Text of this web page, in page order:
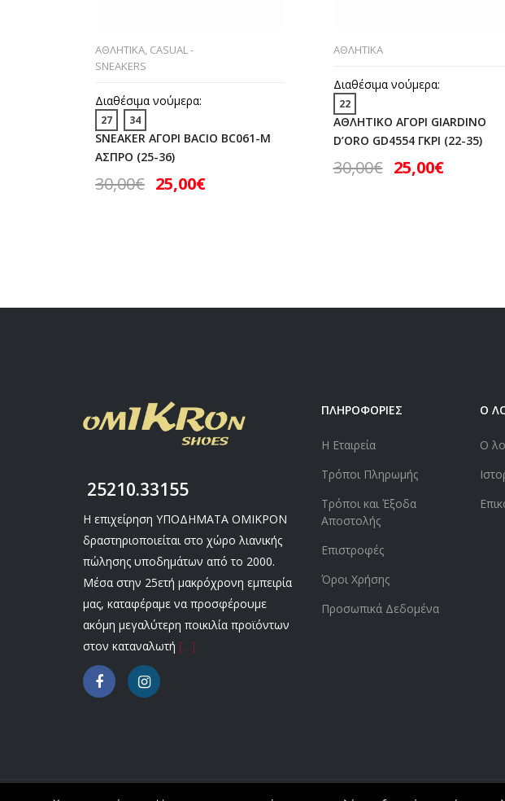
ΑΘΛΗΤΙΚΑ, CASUAL -
SNEAKERS
Διαθέσιμα νούμερα:
27 34
SNEAKER ΑΓΟΡΙ BACIO BC061-M
ΑΣΠΡΟ (25-36)
30,00€ 25,00€
ΑΘΛΗΤΙΚΑ
Διαθέσιμα νούμερα:
22
ΑΘΛΗΤΙΚΟ ΑΓΟΡΙ GIARDINO
D’ORO GD4554 ΓΚΡΙ (22-35)
30,00€ 25,00€
25210.33155
Η επιχείρηση ΥΠΟΔΗΜΑΤΑ ΟΜΙΚΡΟΝ
δραστηριοποιείται στο χώρο λιανικής
πώλησης υποδημάτων από το 2000.
Μέσα στην 25ετή μακρόχρονη εμπειρία
μας, καταφέραμε να προσφέρουμε
ακόμη μεγαλύτερη ποικιλία προϊόντων
στον καταναλωτή […]
ΠΛΗΡΟΦΟΡΙΕΣ
Η Εταιρεία
Τρόποι Πληρωμής
Τρόποι και Έξοδα
Αποστολής
Επιστροφές
Όροι Χρήσης
Προσωπικά Δεδομένα
Ο
Ο